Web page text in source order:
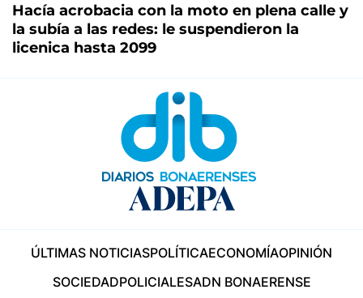
Hacía acrobacia con la moto en plena calle y
la subía a las redes: le suspendieron la
licenica hasta 2099
ÚLTIMAS NOTICIASPOLÍTICAECONOMÍAOPINIÓN
SOCIEDADPOLICIALESADN BONAERENSE